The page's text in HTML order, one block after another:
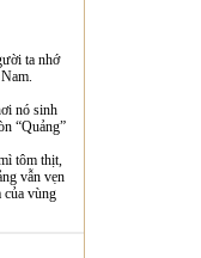
ta nhớ
nó sinh
“Quảng”
tôm thịt,
vẫn vẹn
của vùng